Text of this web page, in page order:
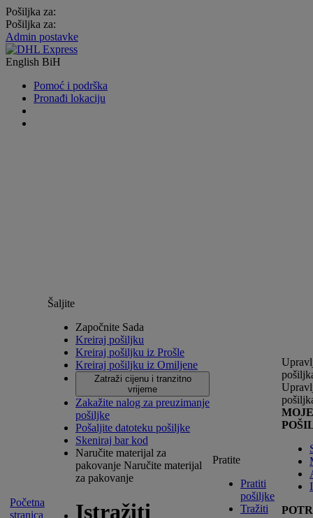
Pošiljka za:
Pošiljka za:
Admin postavke
English BiH
Pomoć i podrška
Pronađi lokaciju
Početna
stranica
Šaljite
Započnite Sada
Kreiraj pošiljku
Kreiraj pošiljku iz Prošle
Kreiraj pošiljku iz Omiljene
Zatraži cijenu i tranzitno
vrijeme
Zakažite nalog za preuzimanje
pošiljke
Pošaljite datoteku pošiljke
Skeniraj bar kod
Naručite materijal za
pakovanje Naručite materijal
za pakovanje
Istražiti
Pratite
Pratiti
pošiljke
Tražiti
MOJE